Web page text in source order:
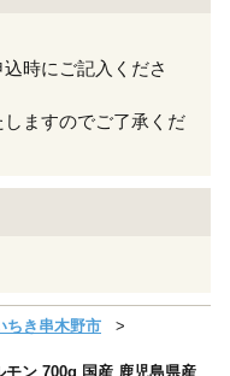
時にご記入くださ
ますのでご了承くだ
ちき串木野市
モン 700g 国産 鹿児島県産